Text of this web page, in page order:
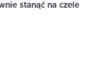
stanąć na czele